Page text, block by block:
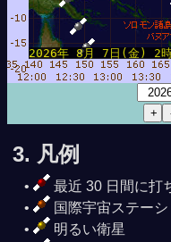
2026年 8月 7日(金) 2
3. 凡例
最近 30 日間に打
国際宇宙ステーシ
明るい衛星